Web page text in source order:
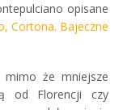
opisane
Cortona. Bajeczne
mimo że mniejsze
od Florencji czy